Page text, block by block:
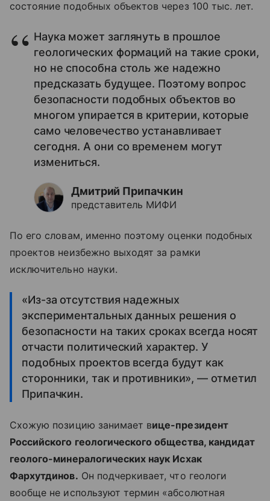
состояние подобных объектов через 100 тыс. лет.
Наука может заглянуть в прошлое
геологических формаций на такие сроки,
но не способна столь же надежно
предсказать будущее. Поэтому вопрос
безопасности подобных объектов во
многом упирается в критерии, которые
само человечество устанавливает
сегодня. А они со временем могут
измениться.
Дмитрий Припачкин
представитель МИФИ
По его словам, именно поэтому оценки подобных
проектов неизбежно выходят за рамки
исключительно науки.
«Из-за отсутствия надежных
экспериментальных данных решения о
безопасности на таких сроках всегда носят
отчасти политический характер. У
подобных проектов всегда будут как
сторонники, так и противники», — отметил
Припачкин.
Схожую позицию занимает вице-президент
Российского геологического общества, кандидат
геолого-минералогических наук Исхак
Фархутдинов. Он подчеркивает, что геологи
вообще не используют термин «абсолютная